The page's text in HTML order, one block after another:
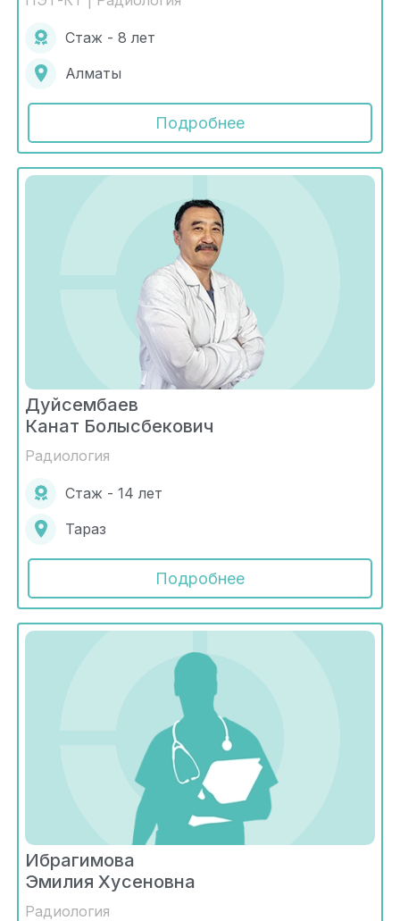
Стаж - 8 лет
Алматы
Подробнее
Дуйсембаев
Канат Болысбекович
Радиология
Стаж - 14 лет
Тараз
Подробнее
Ибрагимова
Эмилия Хусеновна
Радиология